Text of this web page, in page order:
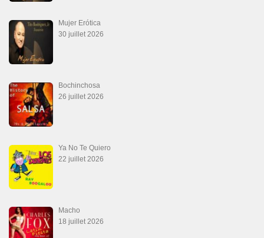
Mujer Erótica
30 juillet 2026
Bochinchosa
26 juillet 2026
Ya No Te Quiero
22 juillet 2026
Macho
18 juillet 2026